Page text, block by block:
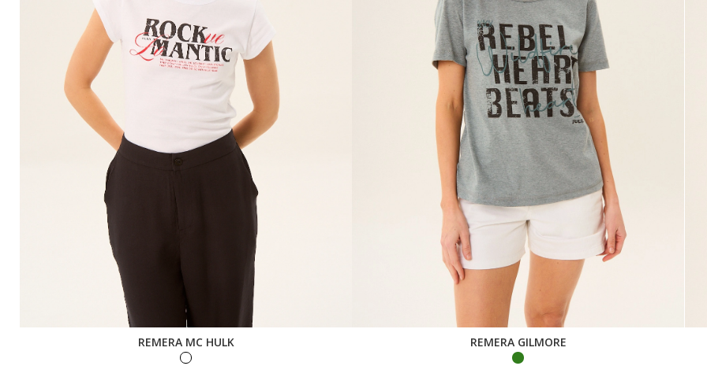
REMERA MC HULK REMERA GILMORE